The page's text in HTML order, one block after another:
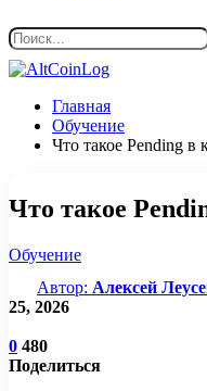
Главная
Обучение
Что такое Pending в
Что такое
Обучение
Автор: Алексей
25, 2026
0 480
Поделиться